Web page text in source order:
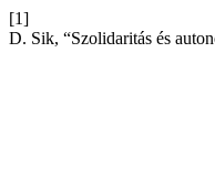
[1]
D. Sik, “Szolidaritás és